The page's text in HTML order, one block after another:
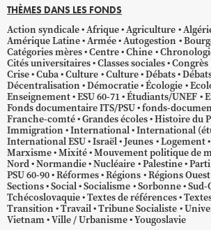
THÈMES DANS LES FONDS
Action syndicale Afrique Agriculture
Amérique Latine Armée Autogestion
Catégories mères Centre Chine
Cités universitaires Classes sociales Congrès
Crise Cuba Culture Culture Débats
Décentralisation Démocratie Écologie
Enseignement ESU 60-71 Étudiants/UNEF
Fonds documentaire ITS/PSU fonds-
Franche-comté Grandes écoles Histoire du
Immigration International International
International ESU Israël Jeunes Logement
Marxisme Mixité Mouvement politique de
Nord Normandie Nucléaire Palestine Parti
PSU 60-90 Réformes Régions Régions Ouest
Sections Social Socialisme Sorbonne Sud-
Tchécoslovaquie Textes de références
Transition Travail Tribune Socialiste
Vietnam Ville / Urbanisme Yougoslavie